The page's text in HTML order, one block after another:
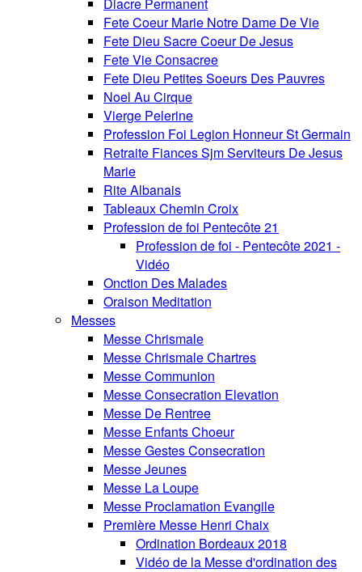
Diacre Permanent
Fete Coeur Marie Notre Dame De Vie
Fete Dieu Sacre Coeur De Jesus
Fete Vie Consacree
Fete Dieu Petites Soeurs Des Pauvres
Noel Au Cirque
Vierge Pelerine
Profession Foi Legion Honneur St Germain
Retraite Fiances Sjm Serviteurs De Jesus
Marie
Rite Albanais
Tableaux Chemin Croix
Profession de foi Pentecôte 21
Profession de foi - Pentecôte 2021 -
Vidéo
Onction Des Malades
Oraison Meditation
Messes
Messe Chrismale
Messe Chrismale Chartres
Messe Communion
Messe Consecration Elevation
Messe De Rentree
Messe Enfants Choeur
Messe Gestes Consecration
Messe Jeunes
Messe La Loupe
Messe Proclamation Evangile
Première Messe Henri Chaix
Ordination Bordeaux 2018
Vidéo de la Messe d'ordination des